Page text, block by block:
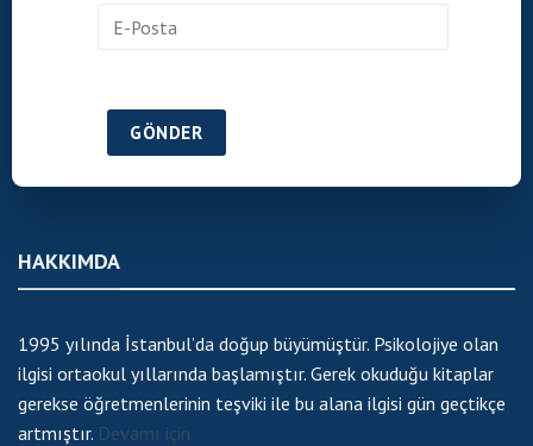
HAKKIMDA
1995 yılında İstanbul’da doğup büyümüştür. Psikolojiye olan
ilgisi ortaokul yıllarında başlamıştır. Gerek okuduğu kitaplar
gerekse öğretmenlerinin teşviki ile bu alana ilgisi gün geçtikçe
artmıştır. Devamı için